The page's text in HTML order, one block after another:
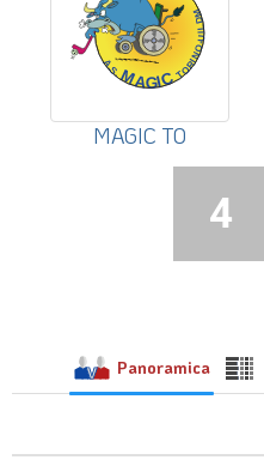
MAGIC TO
4
Panoramica